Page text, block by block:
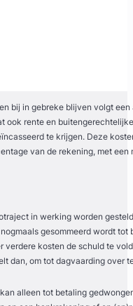
bij in gebreke blijven volgt
ook rente en
te krijgen. Deze
van de rekening, met een
in werking worden
gesommeerd wordt
verdere kosten de schuld te
dan, om tot dagvaarding over
alleen tot betaling